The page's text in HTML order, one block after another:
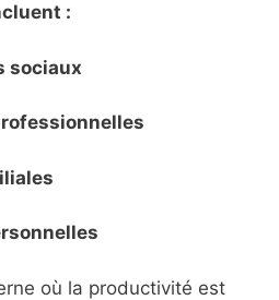
:
sociaux
où la productivité est